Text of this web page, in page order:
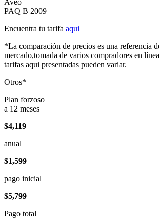
PAQ B 2009
Encuentra tu tarifa aqui
*La comparación de precios es una referencia
mercado,tomada de varios compradores en
tarifas aqui presentadas pueden variar.
Otros*
Plan forzoso
a 12 meses
$4,119
anual
$1,599
pago inicial
$5,799
Pago total